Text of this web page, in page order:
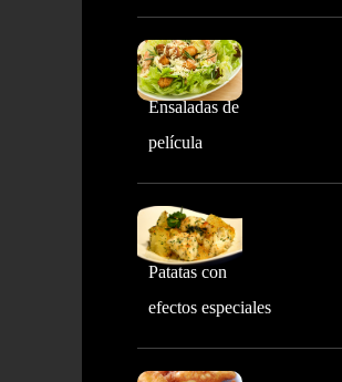
Ensaladas de
película
Patatas con
efectos especiales